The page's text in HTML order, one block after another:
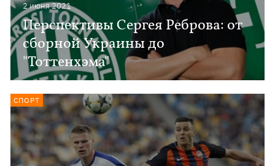
2 июня 2021
Перспективы Сергея Реброва: от
сборной Украины до
"Тоттенхэма"
СПОРТ